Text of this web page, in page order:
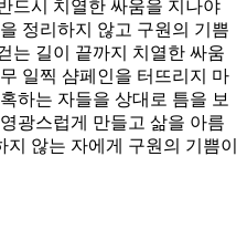
드시 치열한 싸움을 지나야
정리하지 않고 구원의 기쁨
는 길이 끝까지 치열한 싸움
일찍 샴페인을 터뜨리지 마
하는 자들을 상대로 틈을 보
광스럽게 만들고 삶을 아름
않는 자에게 구원의 기쁨이